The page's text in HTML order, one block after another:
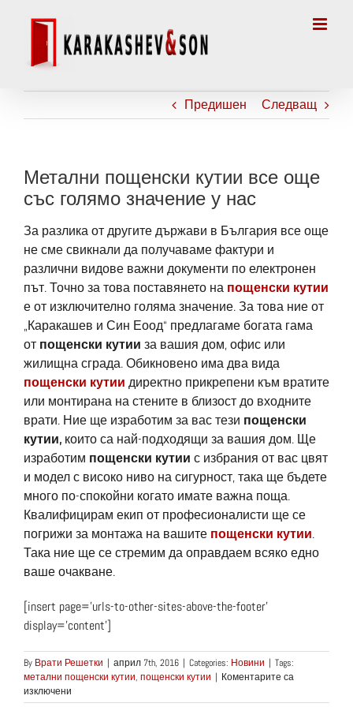
Предишен Следващ
Метални пощенски кутии все още
със голямо значение у нас
За разлика от другите държави в България все още
не сме свикнали да получаваме фактури и
различни видове важни документи по електронен
път. Точно за това поставянето на пощенски кутии
е от изключително голяма значение. За това ние от
„Каракашев и Син Еоод“ предлагаме богата гама
от пощенски кутии за вашия дом, офис или
жилищна сграда. Обикновено има два вида
пощенски кутии директно прикрепени към вратите
или монтирана на стените в близост до входните
врати. Ние ще изработим за вас тези пощенски
кутии, които са най-подходящи за вашия дом. Ще
изработим пощенски кутии с избрания от вас цвят
и модел с високо ниво на сигурност, така ще бъдете
много по-спокойни когато имате важна поща.
Квалифицирам екип от професионалисти ще се
погрижи за монтажа на вашите пощенски кутии.
Така ние ще се стремим да оправдаем всяко едно
ваше очакване.
[insert page=’urls-to-other-sites-above-the-footer’
display=’content’]
By Врати Решетки | април 7th, 2016 | Categories: Новини | Tags:
метални пощенски кутии, пощенски кутии | Коментарите са
изключени